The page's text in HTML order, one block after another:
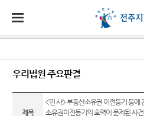
법원
소개
법원장
지원
소개
군산지
소식
민원
약자 통
정보
색
소통
바란다
우리법원 주요판결
제목
<민 사> 부동산소유권 이전등기 등에
소유권이전등기의 효력이 문제된 사
원